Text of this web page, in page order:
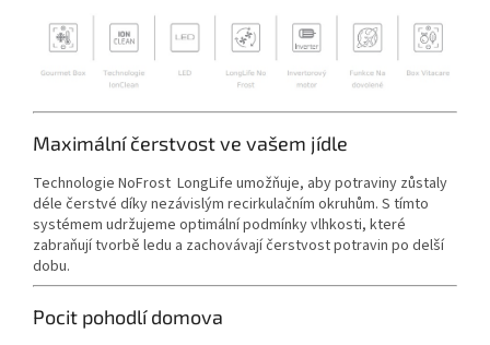
Maximální čerstvost ve vašem jídle
Technologie NoFrost LongLife umožňuje, aby potraviny zůstaly
déle čerstvé díky nezávislým recirkulačním okruhům. S tímto
systémem udržujeme optimální podmínky vlhkosti, které
zabraňují tvorbě ledu a zachovávají čerstvost potravin po delší
dobu.
Pocit pohodlí domova